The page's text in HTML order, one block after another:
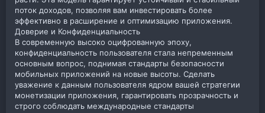
поток доходов, позволяя вам инвестировать более
эффективно в расширение и оптимизацию приложения.
Доверие и Конфиденциальность
В современную высоко оцифрованную эпоху,
конфиденциальность пользователя стала непременным
основным вопрос, поднимая стандарты безопасности
мобильных приложений на новые высоты. Сделать
уважение к данным пользователя ядром вашей стратегии
монетизации приложения, гарантировать прозрачность и
строго соблюдать международные стандарты